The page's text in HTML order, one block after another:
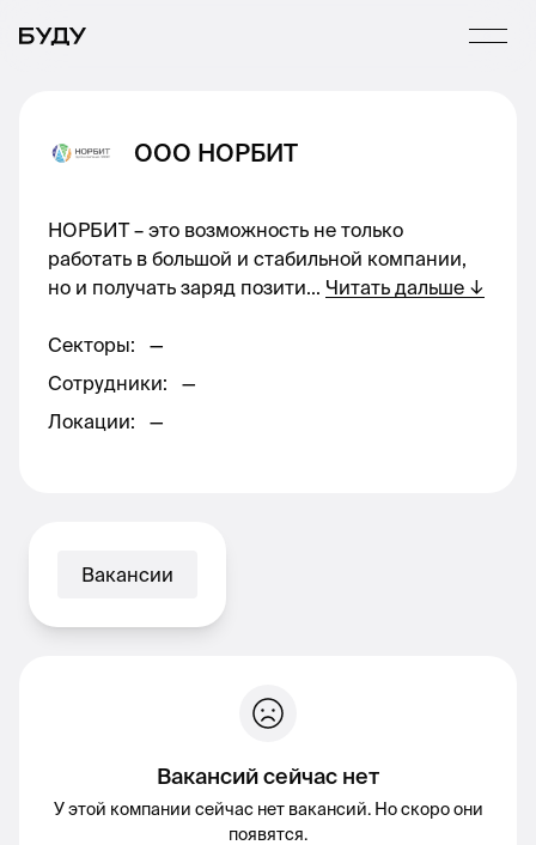
ООО НОРБИТ
НОРБИТ – это возможность не только
работать в большой и стабильной компании,
но и получать заряд позити... Читать дальше ↓
Секторы:
—
Сотрудники:
—
Локации: —
Вакансии
Вакансий сейчас нет
У этой компании сейчас нет вакансий. Но скоро они
появятся.